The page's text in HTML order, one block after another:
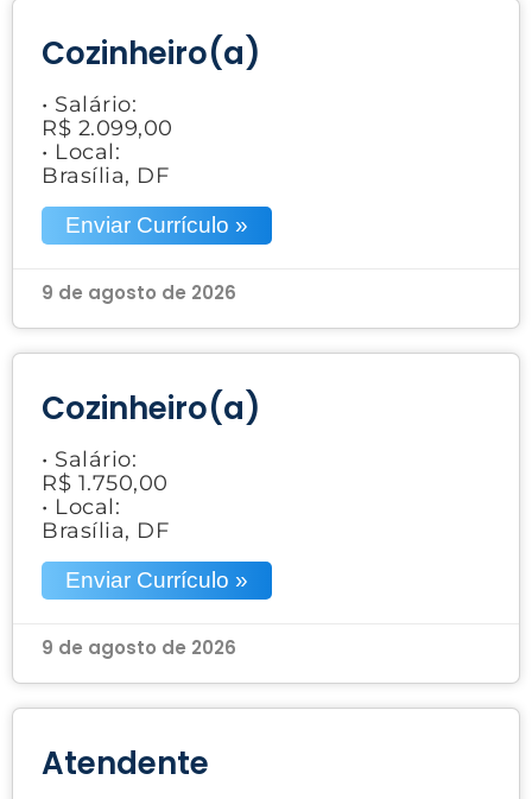
Cozinheiro(a)
• Salário:
R$ 2.099,00
• Local:
Brasília, DF
Enviar Currículo »
9 de agosto de 2026
Cozinheiro(a)
• Salário:
R$ 1.750,00
• Local:
Brasília, DF
Enviar Currículo »
9 de agosto de 2026
Atendente